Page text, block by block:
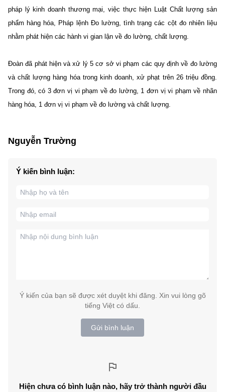
pháp lý kinh doanh thương mại, việc thực hiện Luật Chất lượng sản
phẩm hàng hóa, Pháp lệnh Đo lường, tình trạng các cột đo nhiên liệu
nhằm phát hiện các hành vi gian lận về đo lường, chất lượng.
Đoàn đã phát hiện và xử lý 5 cơ sở vi phạm các quy định về đo lường
và chất lượng hàng hóa trong kinh doanh, xử phạt trên 26 triệu đồng.
Trong đó, có 3 đơn vị vi phạm về đo lường, 1 đơn vị vi phạm về nhãn
hàng hóa, 1 đơn vị vi phạm về đo lường và chất lượng.
Nguyễn Trường
Ý kiến bình luận:
Ý kiến của bạn sẽ được xét duyệt khi đăng. Xin vui lòng gõ
tiếng Việt có dấu.
Gửi bình luận
Hiện chưa có bình luận nào, hãy trở thành người đầu